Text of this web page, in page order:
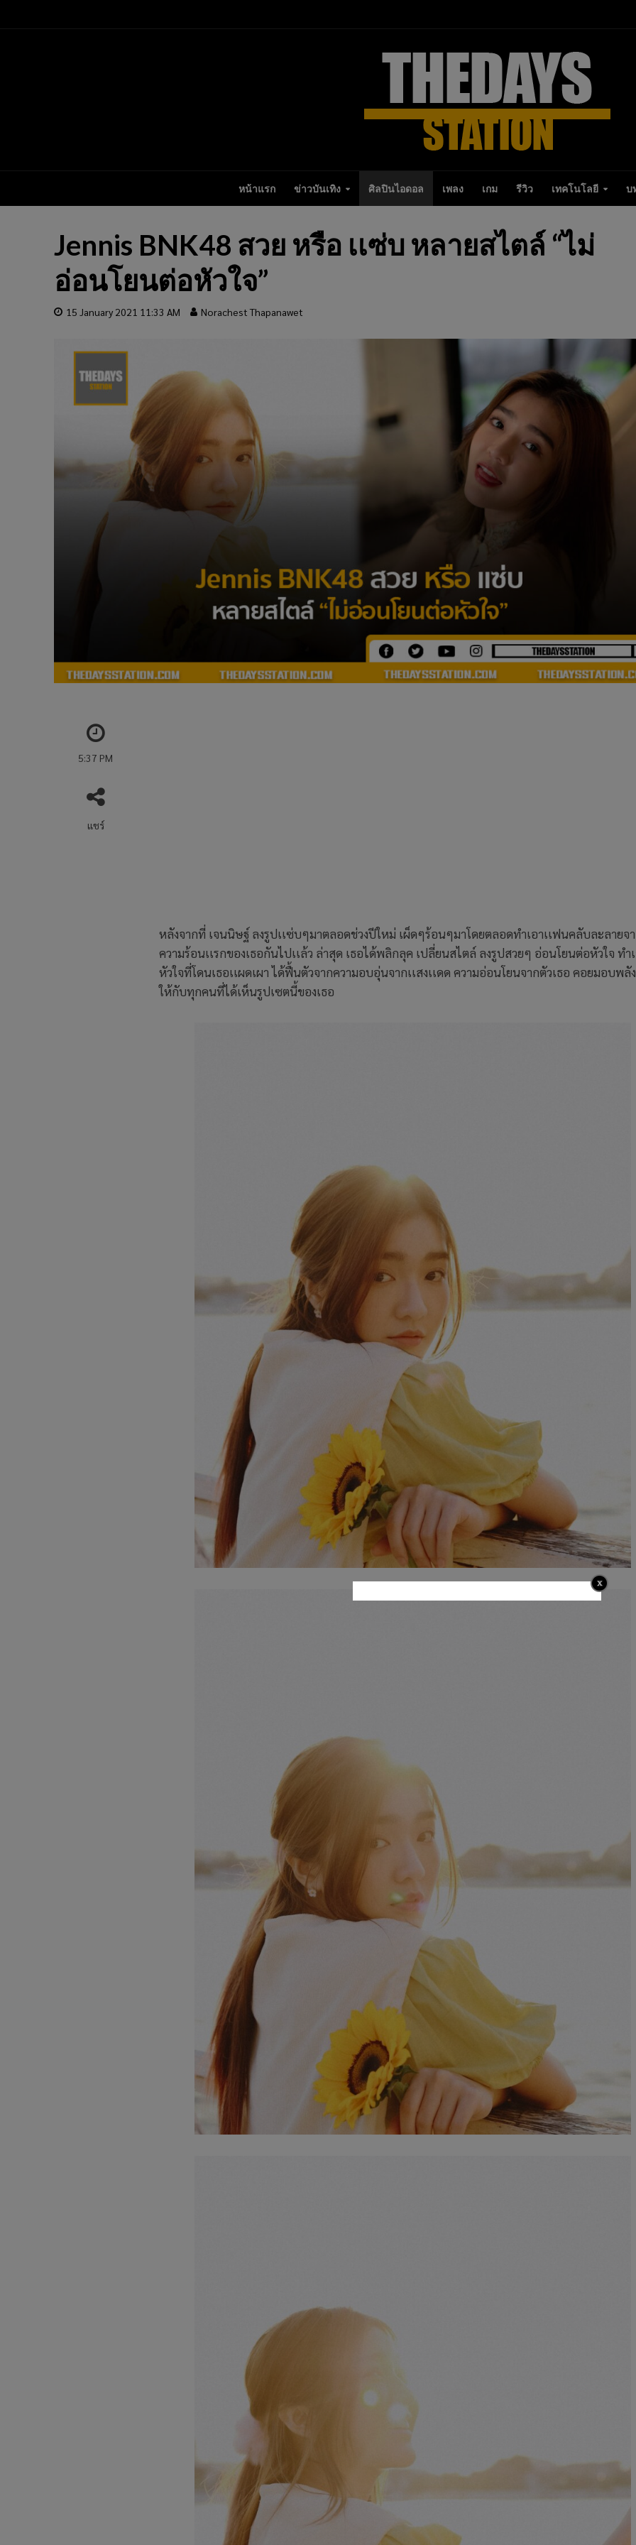
หน้าแรก ข่าวบันเทิง ศิลปินไอดอล เพลง เกม รีวิว เทคโนโลยี บ
Jennis BNK48 สวย หรือ เเซ่บ หลายสไตล์ “ไม่
อ่อนโยนต่อหัวใจ”
15 January 2021 11:33 AM Norachest Thapanawet
5:37 PM
แชร์
หลังจากที่ เจนนิษฐ์ ลงรูปเเซ่บๆมาตลอดช่วงปีใหม่ เผ็ดๆร้อนๆมาโดยตลอดทำเอาเเฟนคลับละลายจ
ความร้อนเเรกของเธอกันไปเเล้ว ล่าสุด เธอได้พลิกลุค เปลี่ยนสไตล์ ลงรูปสวยๆ อ่อนโยนต่อหัวใจ ทำ
หัวใจที่โดนเธอเเผดเผา ได้ฟื้นตัวจากความอบอุ่นจากเเสงเเดด ความอ่อนโยนจากตัวเธอ คอยมอบพลั
ให้กับทุกคนที่ได้เห็นรูปเซตนี้ของเธอ